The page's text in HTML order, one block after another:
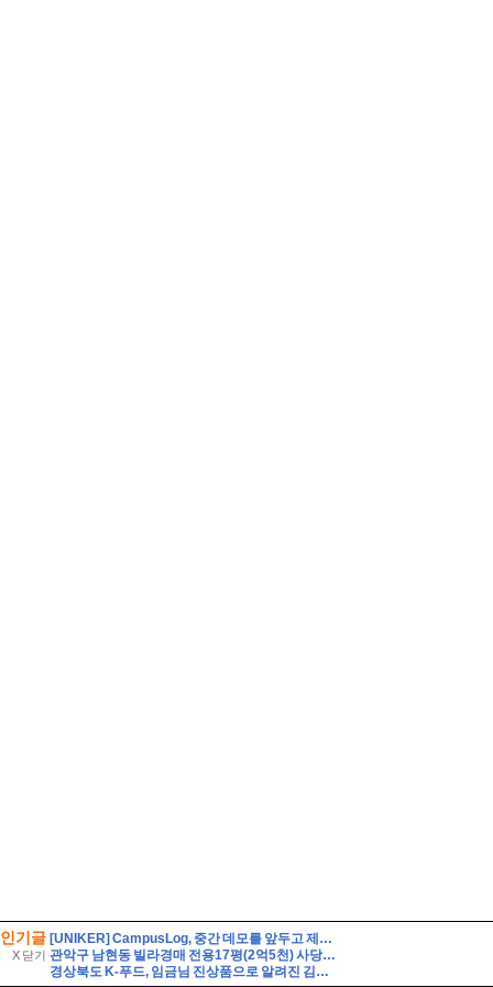
인기글
X 닫기
[UNIKER] CampusLog, 중간 데모를 앞두고 제품을 다듬고 실제 크루들 앞에서 시연하다
관악구 남현동 빌라경매 전용17평(2억5천) 사당초등학교인근 1층 구축 다세대빌라 유찰1회 관악구남현동빌라 법원경매 매매
경상북도 K-푸드, 임금님 진상품으로 알려진 김천 지례흑돼지를 소개합니다